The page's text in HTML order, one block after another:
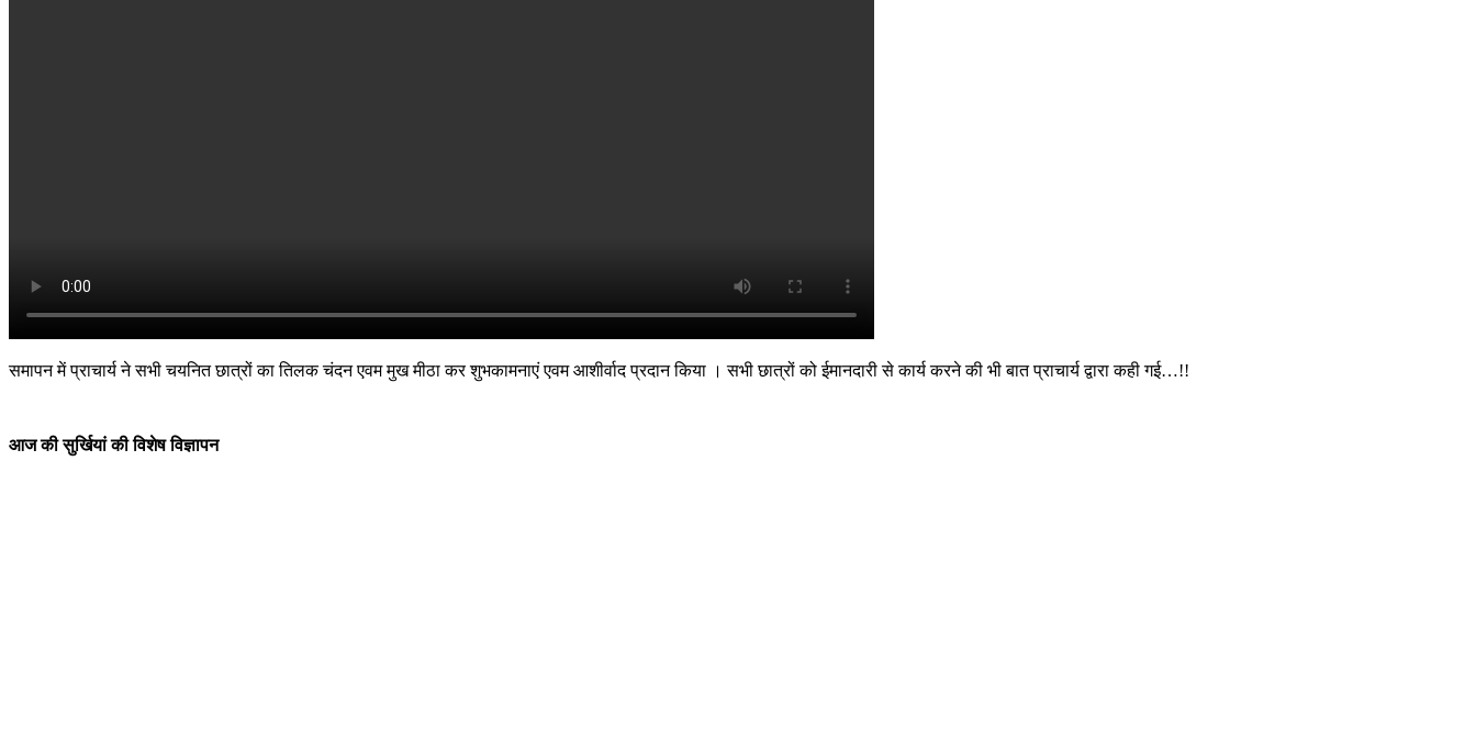
समापन में प्राचार्य ने सभी चयनित छात्रों का तिलक चंदन एवम मुख मीठा कर शुभकामनाएं एवम आशीर्वाद प्रदान किया । सभी छात्रों को ईमानदारी से कार्य करने की भी बात प्राचार्य द्वारा कही गई…!!
आज की सुर्खियां की विशेष विज्ञापन